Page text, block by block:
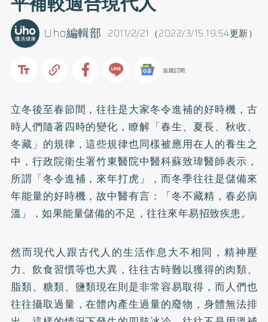
2011/2/21（2022/3/15 19:54更新）
Uho編輯部
追蹤訂閱
立冬後至春節間，往往是大家冬令進補的好時機，古
時人們隨著四時的變化，瞭解「春生、夏長、秋收、
冬藏」的規律，這些規律也同樣被應用在人的養生之
中，行政院衛生署竹東醫院中醫科蘇致瑋醫師表示，
所謂「冬令進補，來年打虎」，而冬季往往是儲備來
年能量的好時機，故中醫有言：「冬不藏精，春必病
溫」，如果能量儲備的不足，往往來年易招致疾患。
然而現代人跟古代人的生活作息大不相同，精神壓
力、飲食習慣等也大異，往往古時難以獲得的肉類、
脂類、糖類、鹽類現在則是非常容易取得，而人們也
往往攝取過量，在體內產生過量的廢物，身體無法排